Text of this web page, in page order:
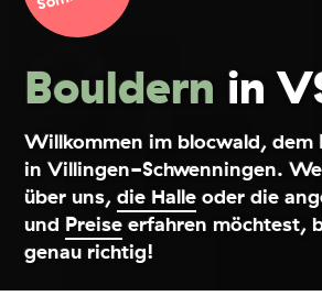
Bouldern in
Willkommen im blocwald, dem
in Villingen-Schwenningen.
über uns,die Halle oder die
und Preise erfahren möchtest,
genau richtig!